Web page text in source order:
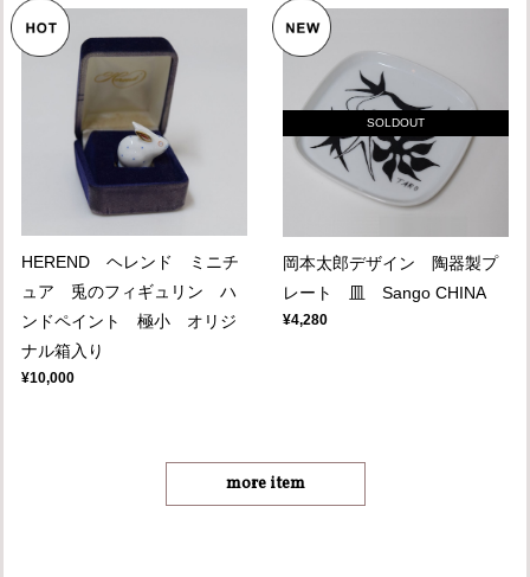
HEREND ヘレンド ミニチ
ュア 兎のフィギュリン ハ
ンドペイント 極小 オリジ
ナル箱入り
¥10,000
SOLDOUT
岡本太郎デザイン 陶器製プ
レート 皿 Sango CHINA
¥4,280
more item